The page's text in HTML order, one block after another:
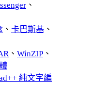
、
、 卡巴斯基 、
、 WinZIP 、
純文字編